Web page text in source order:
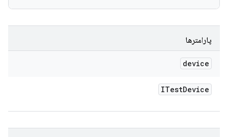
پارامترها
device
ITestDevice